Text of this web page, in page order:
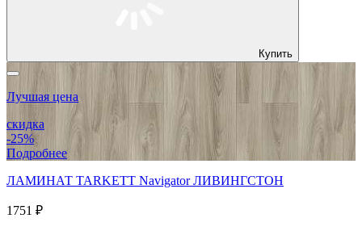
Купить
Лучшая цена
скидка
-25%
Подробнее
ЛАМИНАТ TARKETT Navigator ЛИВИНГСТОН
1751 ₽